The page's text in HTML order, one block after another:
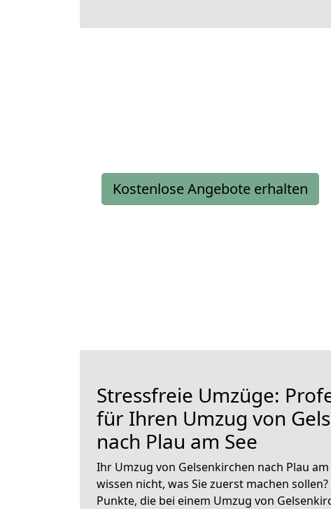
Kostenlose Angebote erhalten
Stressfreie Umzüge:
für Ihren Umzug von
nach Plau am See
Ihr Umzug von Gelsenkirchen nach Plau
wissen nicht, was Sie zuerst machen
Punkte, die bei einem Umzug von